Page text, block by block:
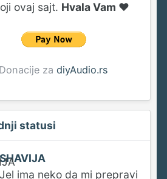
ovaj sajt. Hvala Vam ♥
Donacije za diyAudio.rs
statusi
SHAVIJA
Jel ima neko da mi prepravi